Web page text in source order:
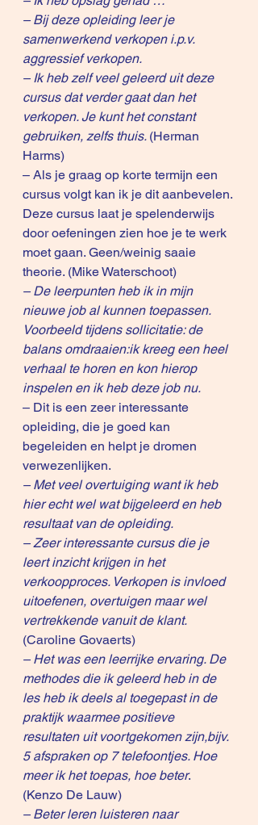
– Bij deze opleiding leer je
samenwerkend verkopen i.p.v.
aggressief verkopen.
– Ik heb zelf veel geleerd uit deze
cursus dat verder gaat dan het
verkopen. Je kunt het constant
gebruiken, zelfs thuis. (Herman
Harms)
– Als je graag op korte termijn een
cursus volgt kan ik je dit aanbevelen.
Deze cursus laat je spelenderwijs
door oefeningen zien hoe je te werk
moet gaan. Geen/weinig saaie
theorie. (Mike Waterschoot)
– De leerpunten heb ik in mijn
nieuwe job al kunnen toepassen.
Voorbeeld tijdens sollicitatie: de
balans omdraaien:ik kreeg een heel
verhaal te horen en kon hierop
inspelen en ik heb deze job nu.
– Dit is een zeer interessante
opleiding, die je goed kan
begeleiden en helpt je dromen
verwezenlijken.
– Met veel overtuiging want ik heb
hier echt wel wat bijgeleerd en heb
resultaat van de opleiding.
– Zeer interessante cursus die je
leert inzicht krijgen in het
verkoopproces. Verkopen is invloed
uitoefenen, overtuigen maar wel
vertrekkende vanuit de klant.
(Caroline Govaerts)
– Het was een leerrijke ervaring. De
methodes die ik geleerd heb in de
les heb ik deels al toegepast in de
praktijk waarmee positieve
resultaten uit voortgekomen zijn,bijv.
5 afspraken op 7 telefoontjes. Hoe
meer ik het toepas, hoe beter.
(Kenzo De Lauw)
– Beter leren luisteren naar